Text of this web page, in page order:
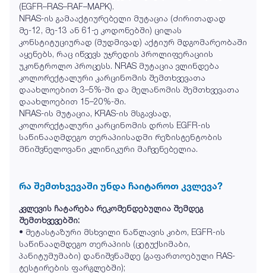
(EGFR–RAS–RAF–MAPK).
NRAS-ის გამააქტიურებელი მუტაცია (ძირითადად
მე-12, მე-13 ან 61-ე კოდონებში) ცილას
კონსტიტუციურად (მუდმივად) აქტიურ მდგომარეობაში
აყენებს, რაც იწვევს უჯრედის პროლიფერაციის
უკონტროლო პროცესს. NRAS მუტაცია ვლინდება
კოლორექტალური კარცინომის შემთხვევათა
დაახლოებით 3–5%-ში და მელანომის შემთხვევათა
დაახლოებით 15–20%-ში.
NRAS-ის მუტაცია, KRAS-ის მსგავსად,
კოლორექტალური კარცინომის დროს EGFR-ის
საწინააღმდეგო თერაპიისადმი რეზისტენტობის
მნიშვნელოვანი კლინიკური მაჩვენებელია.
რა შემთხვევაში უნდა ჩაიტაროთ კვლევა?
კვლევის ჩატარება რეკომენდებულია შემდეგ
შემთხვევებში:
• მეტასტაზური მსხვილი ნაწლავის კიბო, EGFR-ის
საწინააღმდეგო თერაპიის (ცეტუქსიმაბი,
პანიტუმუმაბი) დანიშვნამდე (გაფართოებული RAS-
ტესტირების ფარგლებში);